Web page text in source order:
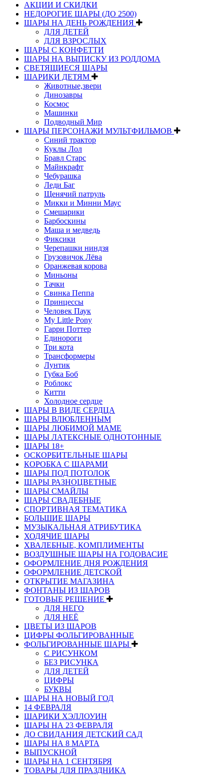
АКЦИИ И СКИДКИ
НЕДОРОГИЕ ШАРЫ (ДО 2500)
ШАРЫ НА ДЕНЬ РОЖДЕНИЯ
ДЛЯ ДЕТЕЙ
ДЛЯ ВЗРОСЛЫХ
ШАРЫ С КОНФЕТТИ
ШАРЫ НА ВЫПИСКУ ИЗ РОДДОМА
СВЕТЯЩИЕСЯ ШАРЫ
ШАРИКИ ДЕТЯМ
Животные,звери
Динозавры
Космос
Машинки
Подводный Мир
ШАРЫ ПЕРСОНАЖИ МУЛЬТФИЛЬМОВ
Синий трактор
Куклы Лол
Бравл Старс
Майнкрафт
Чебурашка
Леди Баг
Щенячий патруль
Микки и Минни Маус
Смешарики
Барбоскины
Маша и медведь
Фиксики
Черепашки ниндзя
Грузовичок Лёва
Оранжевая корова
Миньоны
Тачки
Свинка Пеппа
Принцессы
Человек Паук
My Little Pony
Гарри Поттер
Единороги
Три кота
Трансформеры
Лунтик
Губка Боб
Роблокс
Китти
Холодное сердце
ШАРЫ В ВИДЕ СЕРДЦА
ШАРЫ ВЛЮБЛЕННЫМ
ШАРЫ ЛЮБИМОЙ МАМЕ
ШАРЫ ЛАТЕКСНЫЕ ОДНОТОННЫЕ
ШАРЫ 18+
ОСКОРБИТЕЛЬНЫЕ ШАРЫ
КОРОБКА С ШАРАМИ
ШАРЫ ПОД ПОТОЛОК
ШАРЫ РАЗНОЦВЕТНЫЕ
ШАРЫ СМАЙЛЫ
ШАРЫ СВАДЕБНЫЕ
СПОРТИВНАЯ ТЕМАТИКА
БОЛЬШИЕ ШАРЫ
МУЗЫКАЛЬНАЯ АТРИБУТИКА
ХОДЯЧИЕ ШАРЫ
ХВАЛЕБНЫЕ, КОМПЛИМЕНТЫ
ВОЗДУШНЫЕ ШАРЫ НА ГОДОВАСИЕ
ОФОРМЛЕНИЕ ДНЯ РОЖДЕНИЯ
ОФОРМЛЕНИЕ ДЕТСКОЙ
ОТКРЫТИЕ МАГАЗИНА
ФОНТАНЫ ИЗ ШАРОВ
ГОТОВЫЕ РЕШЕНИЕ
ДЛЯ НЕГО
ДЛЯ НЕЁ
ЦВЕТЫ ИЗ ШАРОВ
ЦИФРЫ ФОЛЬГИРОВАННЫЕ
ФОЛЬГИРОВАННЫЕ ШАРЫ
С РИСУНКОМ
БЕЗ РИСУНКА
ДЛЯ ДЕТЕЙ
ЦИФРЫ
БУКВЫ
ШАРЫ НА НОВЫЙ ГОД
14 ФЕВРАЛЯ
ШАРИКИ ХЭЛЛОУИН
ШАРЫ НА 23 ФЕВРАЛЯ
ДО СВИДАНИЯ ДЕТСКИЙ САД
ШАРЫ НА 8 МАРТА
ВЫПУСКНОЙ
ШАРЫ НА 1 СЕНТЯБРЯ
ТОВАРЫ ДЛЯ ПРАЗДНИКА